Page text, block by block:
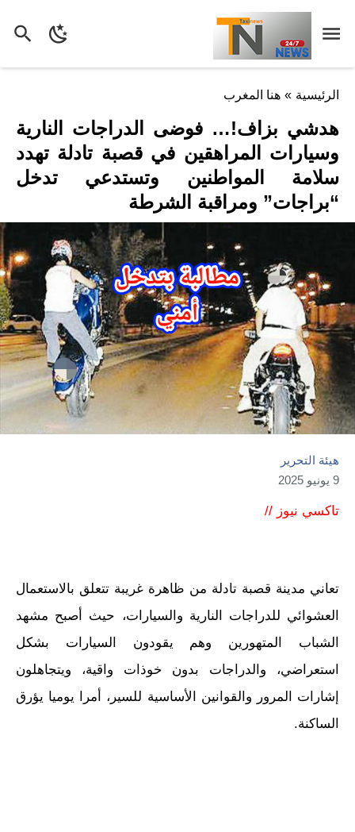
الرئيسية » هنا المغرب
هدشي بزاف!… فوضى الدراجات النارية
وسيارات المراهقين في قصبة تادلة تهدد
سلامة المواطنين وتستدعي تدخل
“براجات” ومراقبة الشرطة
هيئة التحرير
9 يونيو 2025
تاكسي نيوز //
تعاني مدينة قصبة تادلة من ظاهرة غريبة تتعلق بالاستعمال
العشوائي للدراجات النارية والسيارات، حيث أصبح مشهد
الشباب المتهورين وهم يقودون السيارات بشكل
استعراضي، والدراجات بدون خوذات واقية، ويتجاهلون
إشارات المرور والقوانين الأساسية للسير، أمرا يوميا يؤرق
الساكنة.